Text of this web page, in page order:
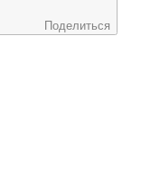
Поделиться